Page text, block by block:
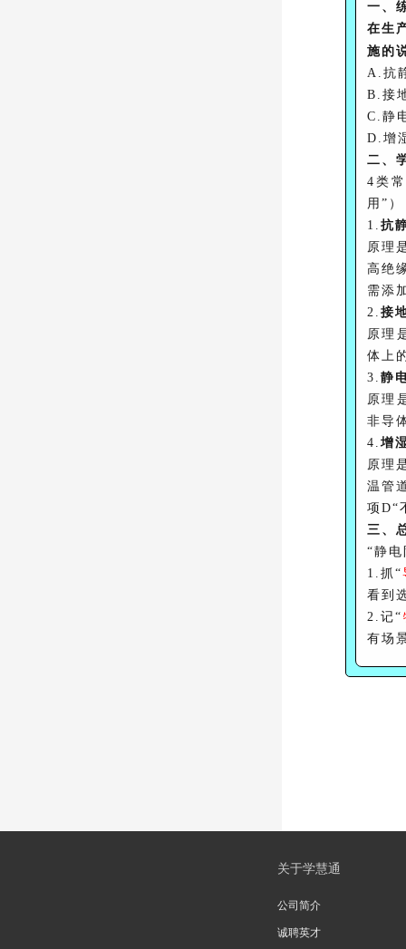
一、
在生
施的
A.抗
B.接
C.静
D.增
二、
4类
用”
1. 抗
原理
高绝
需添
2. 接
原理
体上
3. 静
原理
非导
4. 增
原理
温管
项 D“
三、
“静
1.抓“
看到
2.记“
有场
关于学慧通
公司简介
诚聘英才